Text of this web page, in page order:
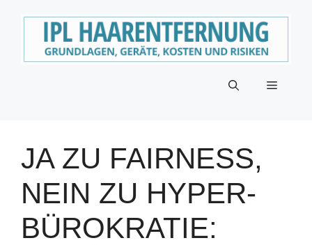
Menü
JA ZU FAIRNESS,
NEIN ZU HYPER-
BÜROKRATIE: